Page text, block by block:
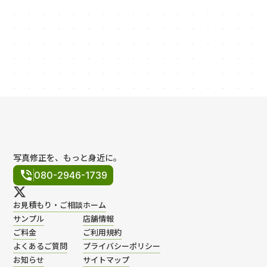
写真修正を、もっと身近に。
phone_in_talk 080-2946-1739
お見積もり・ご相談
サンプル
ご料金
よくあるご質問
お知らせ
ホーム
店舗情報
ご利用規約
プライバシーポリシー
サイトマップ